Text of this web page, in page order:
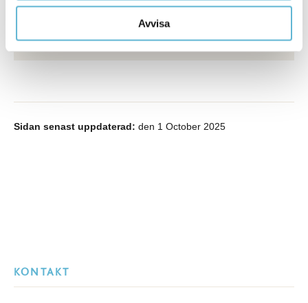
Avvisa
Postadress: Box 18, 295 21 Bromölla
Sidan senast uppdaterad: den 1 October 2025
KONTAKT